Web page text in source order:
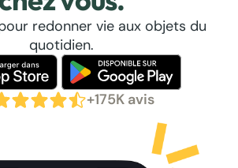
redonner vie aux objets du
quotidien.
+175K avis